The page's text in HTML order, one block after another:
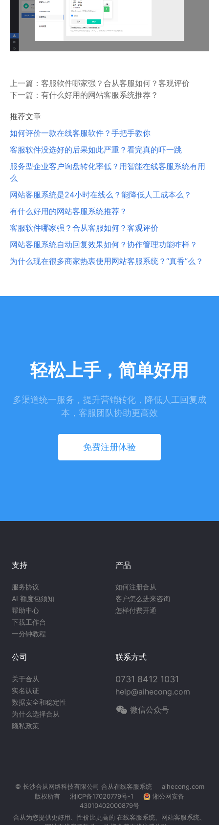
上一篇： 客服软件哪家强？合从客服如何？客观评价
下一篇： 有什么好用的网站客服系统推荐？
推荐文章
如何评价一款在线客服软件？手把手教你
客服软件没选好的后果如此严重？看完真的吓一跳
服务型企业客户询盘转化率低？用智能在线客服系统有用
么
网站客服系统是24小时在线么？能降低人工成本么？
有什么好用的网站客服系统推荐？
客服软件哪家强？合从客服如何？客观评价
网站客服系统自动回复效果如何？协作管理功能咋样？
为什么现在很多商家热衷使用网站客服系统？“真香”么？
轻松上手，简单好用
多渠道统一服务，提升营销转化，降低人工回复成
本，客服团队协助更高效
免费注册体验
支持
服务协议
AI 额度包须知
帮助中心
下载工作台
一分钟教程
产品
如何注册合从
客户怎么进来咨询
怎样付费开通
公司
关于合从
实名认证
数据安全和稳定性
为什么选择合从
隐私政策
联系方式
0731 8412 1031
help@aihecong.com
微信公众号
© 长沙合从网络科技有限公司 合从在线客服系统
aihecong.com
版权所有
湘ICP备17020779号-1
湘公网安备
43010402000879号
合从为您提供更好用、性价比更高的 在线客服系统、 网站客服系统